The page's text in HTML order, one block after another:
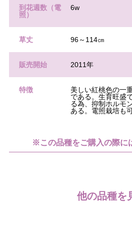
到花週数（電
照）
6w
草丈 96～114㎝
販売開始 2011年
特徴
美しい紅桃色の一
である。生育旺盛
る為、抑制ホルモ
ある。電照栽培も
※この品種をご購入の際に
他の品種を